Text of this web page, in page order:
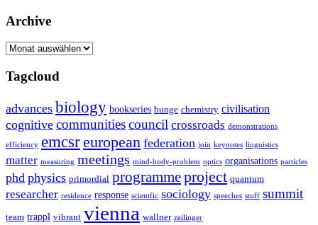
Archive
Archive
Tagcloud
advances biology bookseries bunge chemistry civilisation
cognitive communitiescouncil crossroads demonstrations
efficiency emcsreuropean federation join keynotes linguistics
matter measuring meetings mind-body-problem optics organisations particles
phd physics primordial programmeproject quantum
researcher residence response scientfic sociology speeches stuff summit
team trappl vibrant vienna wallner zeilinger